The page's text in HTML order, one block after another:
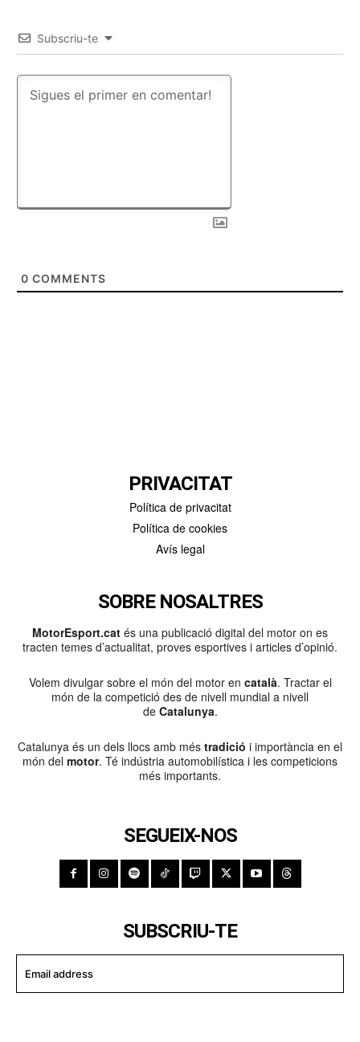
Subscriu-te
0 COMMENTS
PRIVACITAT
Política de privacitat
Política de cookies
Avís legal
SOBRE NOSALTRES
MotorEsport.cat és una publicació digital del motor on es
tracten temes d’actualitat, proves esportives i articles d’opinió.
Volem divulgar sobre el món del motor en català. Tractar el
món de la competició des de nivell mundial a nivell
de Catalunya.
Catalunya és un dels llocs amb més tradició i importància en el
món del motor. Té indústria automobilística i les competicions
més importants.
SEGUEIX-NOS
SUBSCRIU-TE